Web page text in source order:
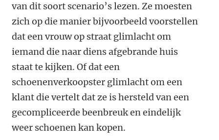
van dit soort scenario’s lezen. Ze moesten
zich op die manier bijvoorbeeld voorstellen
dat een vrouw op straat glimlacht om
iemand die naar diens afgebrande huis
staat te kijken. Of dat een
schoenenverkoopster glimlacht om een
klant die vertelt dat ze is hersteld van een
gecompliceerde beenbreuk en eindelijk
weer schoenen kan kopen.